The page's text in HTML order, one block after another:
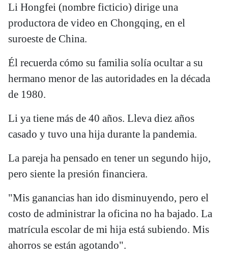
Li Hongfei (nombre ficticio) dirige una
productora de video en Chongqing, en el
suroeste de China.
Él recuerda cómo su familia solía ocultar a su
hermano menor de las autoridades en la década
de 1980.
Li ya tiene más de 40 años. Lleva diez años
casado y tuvo una hija durante la pandemia.
La pareja ha pensado en tener un segundo hijo,
pero siente la presión financiera.
"Mis ganancias han ido disminuyendo, pero el
costo de administrar la oficina no ha bajado. La
matrícula escolar de mi hija está subiendo. Mis
ahorros se están agotando".